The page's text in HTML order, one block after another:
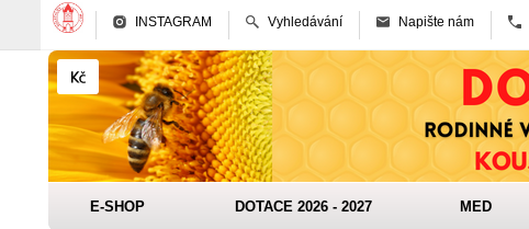
INSTAGRAM Vyhledávání Napište nám
E-SHOP DOTACE 2026 - 2027 MED